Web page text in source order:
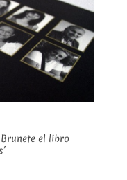
el libro